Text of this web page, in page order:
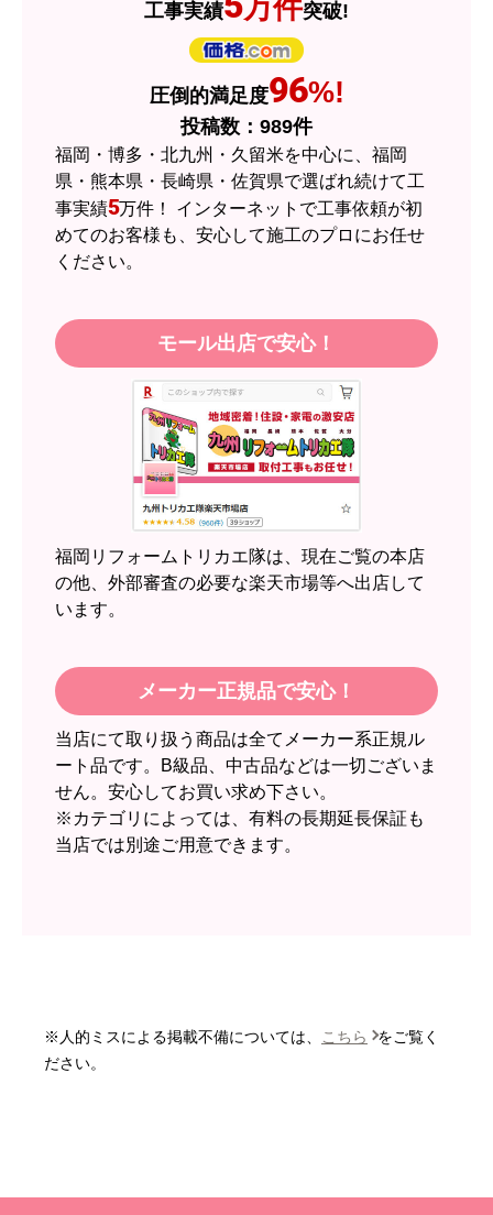
欲しい商品をスムーズに注文できましたか？
ショップからの連絡や対応は適切でしたか？
予定の期日までに商品が届きましたか？
はい
商品の梱包は必要十分なものでしたか？
はい
またこのショップを利用したいですか？
【注文商品】エアコン・クーラー 【注
文時期】2026年05月頃（モバイルから）
【このショップを選んだ理由は？】
近隣のショップでしっかりやってくれそうだった
【注文からどのくらいで届きましたか？】
【その他感想・コメント】
2026年6月30日 23:50
欲しい商品をスムーズに注文できましたか？
はい
ショップからの連絡や対応は適切でしたか？
無回答
予定の期日までに商品が届きましたか？
工事実績 万件突破!
圧倒的満足度96%!
投稿数： 989件
福岡・博多・北九州・久留米を中心に、福岡
県・熊本県・長崎県・佐賀県で選ばれ続けて工
事実績5万件！ インターネットで工事依頼が初
めてのお客様も、安心して施工のプロにお任せ
ください。
モール出店で安心！
福岡リフォームトリカエ隊は、現在ご覧の本店
の他、外部審査の必要な楽天市場等へ出店して
います。
メーカー正規品で安心！
当店にて取り扱う商品は全てメーカー系正規ル
ート品です。B級品、中古品などは一切ございま
せん。安心してお買い求め下さい。
※カテゴリによっては、有料の長期延長保証も
当店では別途ご用意できます。
※人的ミスによる掲載不備については、 こちら
をご覧く
ださい。